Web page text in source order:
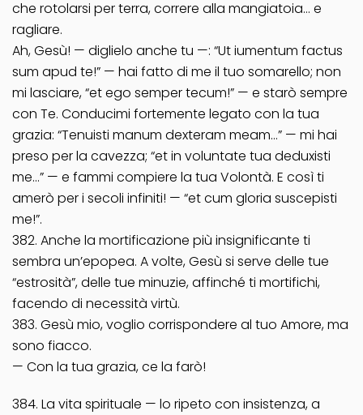
che rotolarsi per terra, correre alla mangiatoia… e
ragliare.
Ah, Gesù! — diglielo anche tu —: “Ut iumentum factus
sum apud te!” — hai fatto di me il tuo somarello; non
mi lasciare, “et ego semper tecum!” — e starò sempre
con Te. Conducimi fortemente legato con la tua
grazia: “Tenuisti manum dexteram meam…” — mi hai
preso per la cavezza; “et in voluntate tua deduxisti
me…” — e fammi compiere la tua Volontà. E così ti
amerò per i secoli infiniti! — “et cum gloria suscepisti
me!”.
382. Anche la mortificazione più insignificante ti
sembra un’epopea. A volte, Gesù si serve delle tue
“estrosità”, delle tue minuzie, affinché ti mortifichi,
facendo di necessità virtù.
383. Gesù mio, voglio corrispondere al tuo Amore, ma
sono fiacco.
— Con la tua grazia, ce la farò!
384. La vita spirituale — lo ripeto con insistenza, a